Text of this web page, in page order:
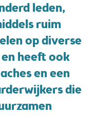
leden,
ruim
op diverse
heeft ook
en een
die